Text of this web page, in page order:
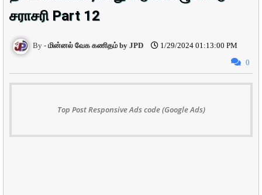
சராசரி Part 12
மின்னல் வேக கணிதம் by JPD
1/29/2024 01:13:00 PM
0
Top Post Responsive Ads code (Google Ads)